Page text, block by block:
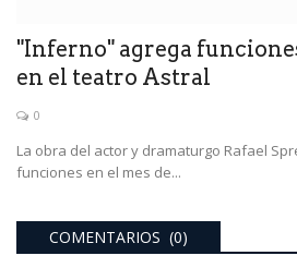
"Inferno" agrega
en el teatro Astral
0
La obra del actor y dramaturgo Rafael
funciones en el mes de...
COMENTARIOS (0)